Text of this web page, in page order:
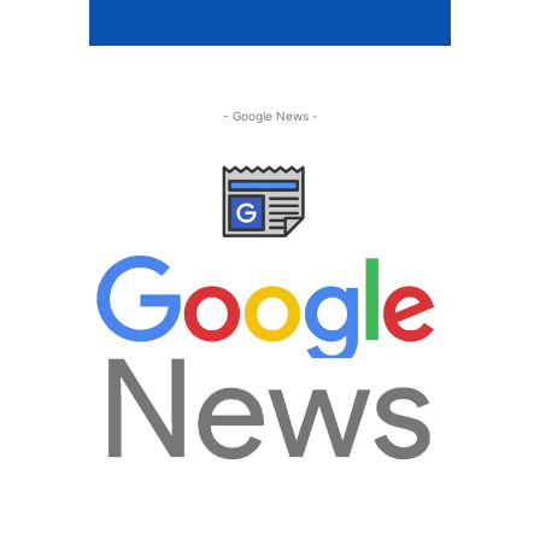
- Google News -